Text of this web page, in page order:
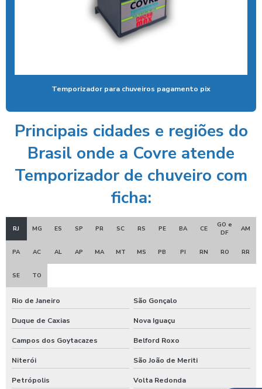
Economizador de banho para quiosques de praia
Equipamento de lavagem automotiva
Equipamento para lavagem de onibus
Equipamento de limpeza manual de caminhão
Equipamentos para higienização automotiva
Equipamentos para higienização de veiculos
Equipamentos para lavagem de caminhoes
Equipamentos para lavagem de carros
Espuma de neve para lavar carros
Ficheiro para chuveiro
Germicida automotivo
Temporizador para chuveiros pagamento pix
Principais cidades e regiões do
Brasil onde a Covre atende
Temporizador de chuveiro com
ficha:
RJ MG ES SP PR SC RS PE BA CE
GO e
DF
AM
PA AC AL AP MA MT MS PB PI RN RO RR
SE TO
Rio de Janeiro São Gonçalo
Duque de Caxias Nova Iguaçu
Campos dos Goytacazes Belford Roxo
Niterói São João de Meriti
Petrópolis Volta Redonda